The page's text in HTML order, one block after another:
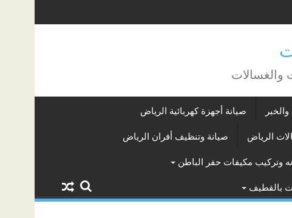
والغسالات
صيانة أجهزة كهربائية الرياض
الرياض صيانة وتنظيف أفران الرياض
وتركيب مكيفات حفر الباطن
بالقطيف